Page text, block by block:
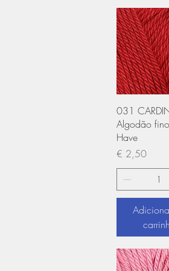
Visualização
031
Algodão
Have
Preço
€ 2,50